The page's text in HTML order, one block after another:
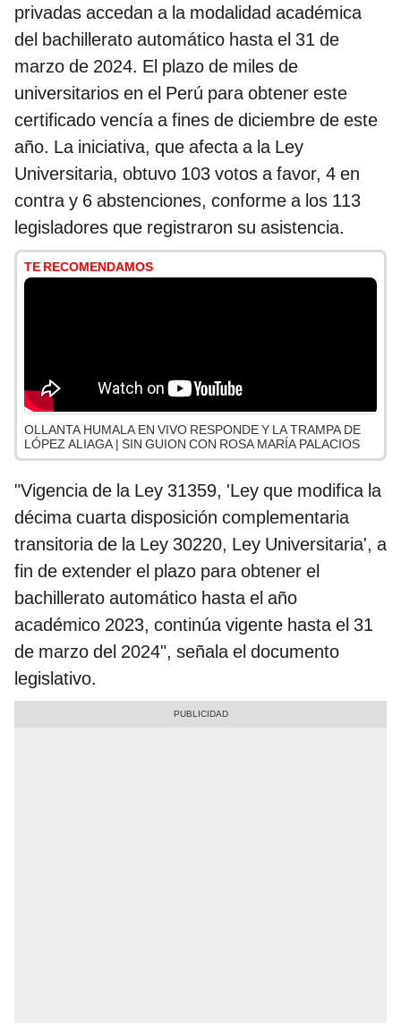
privadas accedan a la modalidad académica
del bachillerato automático hasta el 31 de
marzo de 2024. El plazo de miles de
universitarios en el Perú para obtener este
certificado vencía a fines de diciembre de este
año. La iniciativa, que afecta a la Ley
Universitaria, obtuvo 103 votos a favor, 4 en
contra y 6 abstenciones, conforme a los 113
legisladores que registraron su asistencia.
TE RECOMENDAMOS
OLLANTA HUMALA EN VIVO RESPONDE Y LA TRAMPA DE
LÓPEZ ALIAGA | SIN GUION CON ROSA MARÍA PALACIOS
"Vigencia de la Ley 31359, 'Ley que modifica la
décima cuarta disposición complementaria
transitoria de la Ley 30220, Ley Universitaria', a
fin de extender el plazo para obtener el
bachillerato automático hasta el año
académico 2023, continúa vigente hasta el 31
de marzo del 2024", señala el documento
legislativo.